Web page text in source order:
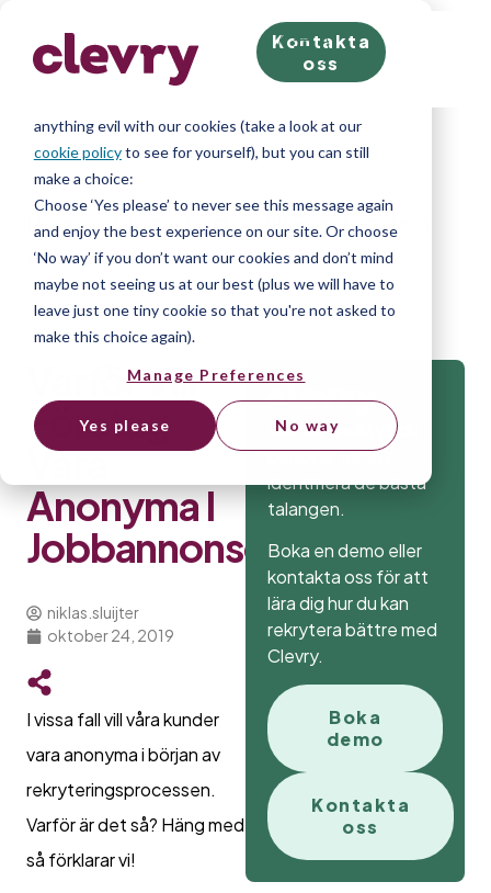
We know right? These cookie pop-ups can really ruin
your visit, so we’ll make this quick. This website does
anything evil with our cookies (take a look at our
cookie policyto see for yourself), but you can still
make a choice:
Choose ‘Yes please’ to never see this message again
and enjoy the best experience on our site. Or choose
‘No way’ if you don’t want our cookies and don’t mind
maybe not seeing us at our best (plus we will have to
leave just one tiny cookie so that you're not asked to
make this choice again).
Manage Preferences
Yes please No way
Kontakta
oss
Home»Blog »Varför Vill Företag Vara
Anonyma I Jobbannonsen?
Varför Vill
Företag
Vara
Anonyma I
Jobbannonsen?
niklas.sluijter
oktober 24, 2019
I vissa fall vill våra kunder
vara anonyma i början av
rekryteringsprocessen.
Varför är det så? Häng med
så förklarar vi!
Alla testverktyg du
behöver för att
identifiera de bästa
talangen.
Boka en demo eller
kontakta oss för att
lära dig hur du kan
rekrytera bättre med
Clevry.
Boka
demo
Kontakta
oss